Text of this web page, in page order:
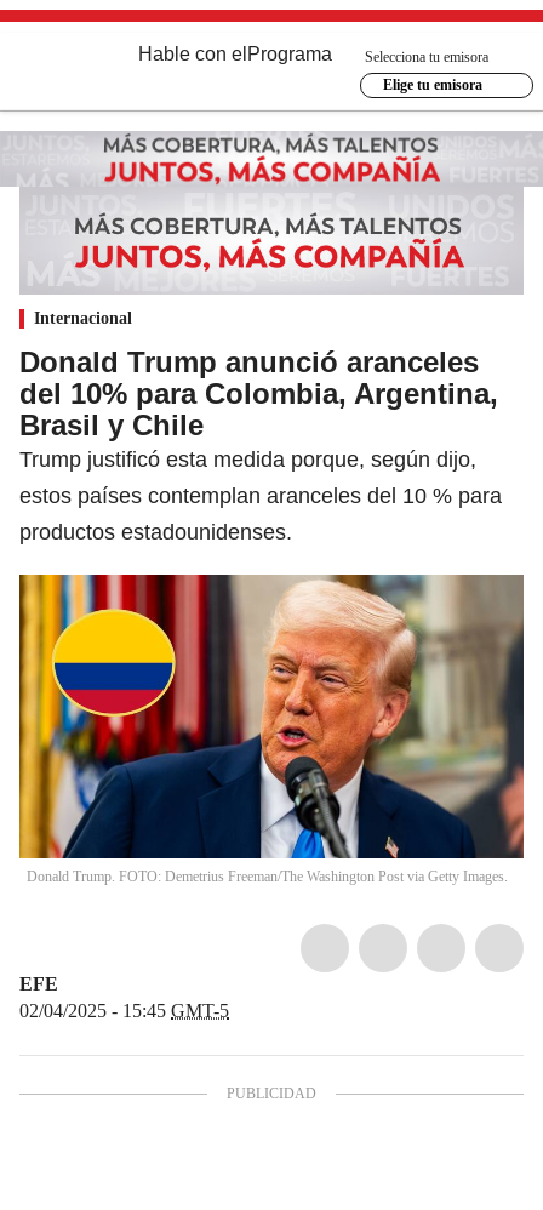
Hable con el Programa
Selecciona tu emisora
Elige tu emisora
Internacional
Donald Trump anunció aranceles
del 10% para Colombia, Argentina,
Brasil y Chile
Trump justificó esta medida porque, según dijo,
estos países contemplan aranceles del 10 % para
productos estadounidenses.
Donald Trump. FOTO: Demetrius Freeman/The Washington Post via Getty Images.
EFE
02/04/2025 - 15:45 GMT-5